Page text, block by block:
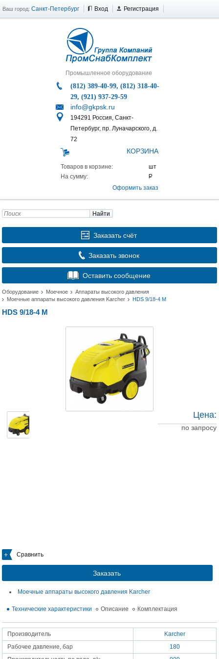
Ваш город: Санкт-Петербург Вход Регистрация
Промышленное оборудование
(812) 389-40-99, (812) 318-40-
29, (921) 937-29-59
info@gkpsk.ru
194291 Россия, Санкт-
Петербург, пр. Луначарского, д.
72
КОРЗИНА
Товаров в корзине:
На сумму:
Оформить заказ
Найти
Заказать счёт
Заказать звонок
Оставить сообщение
Оборудование Моечное
Аппараты высокого давления
Моечные аппараты высокого давления Karcher
HDS 9/18-4 M
HDS 9/18-4 M
Сравнить
Заказать
Цена:
по запросу
Моечные аппараты высокого давления Karcher
Технические характеристики Описание Комплектация
Производитель
Karcher
Рабочее давление, бар
180